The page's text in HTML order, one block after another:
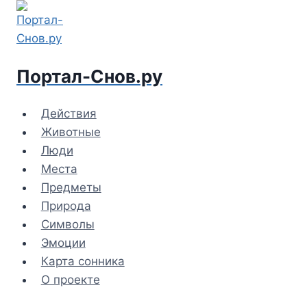
Перейти
содержимому
Портал-Снов.ру
Действия
Животные
Люди
Места
Предметы
Природа
Символы
Эмоции
Карта сонника
О проекте